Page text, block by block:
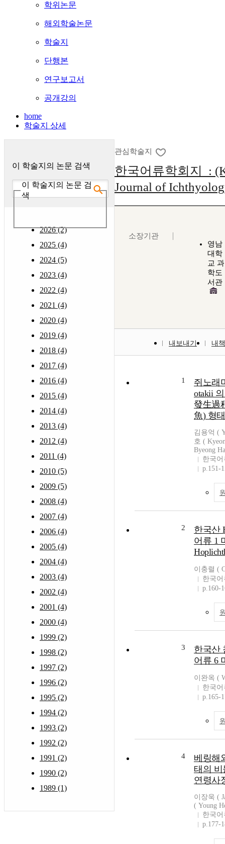
학위논문
해외학술논문
학술지
단행본
연구보고서
공개강의
home
학술지 상세
이 학술지의 논문 검색
이 학술지의 논문 검
색
2026 (2)
2025 (4)
2024 (5)
2023 (4)
2022 (4)
2021 (4)
2020 (4)
2019 (4)
2018 (4)
2017 (4)
2016 (4)
2015 (4)
2014 (4)
2013 (4)
2012 (4)
2011 (4)
2010 (5)
2009 (5)
2008 (4)
2007 (4)
2006 (4)
2005 (4)
2004 (4)
2003 (4)
2002 (4)
2001 (4)
2000 (4)
1999 (2)
1998 (2)
1997 (2)
1996 (2)
1995 (2)
1994 (2)
1993 (2)
1992 (2)
1991 (2)
1990 (2)
1989 (1)
관심학술지
한국어류학회지 :
Journal of
소장기관
영남
대학
교 과
학도
서관
내보내기 내
1
쥐노래
otakii
發生過
魚) 형
김용억 (
호 (
Byeong
한국
p.151-
2
한국산
어류 1
이충렬 (
한국
p.160-
3
한국산
어류 6
이완옥 (
한국
p.165-
4
베링해
태의
연령사
이장욱 (
( Young
한국
p.177-